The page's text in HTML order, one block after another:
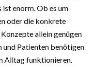
enorm. Ob es um
oder die konkrete
allein genügen
und Patienten benötigen
Alltag funktionieren.